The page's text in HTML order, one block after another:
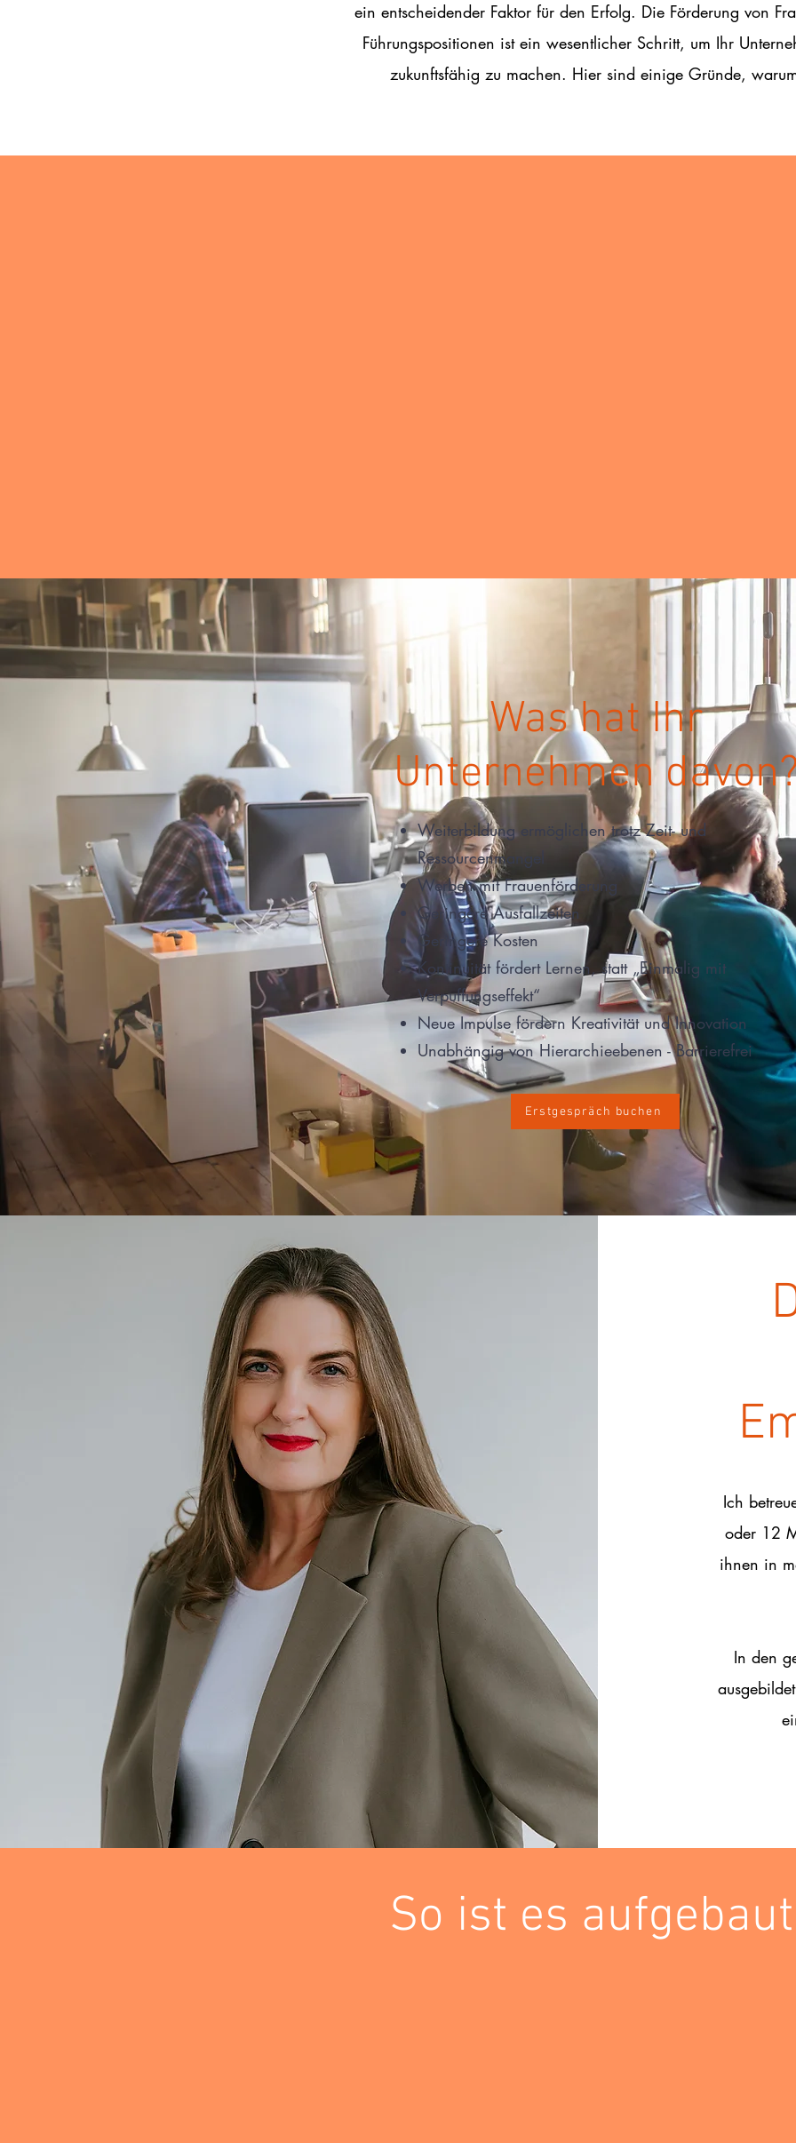
ein entscheidender Faktor für den Erfolg. Die Förderung von
Führungspositionen ist ein wesentlicher Schritt, um Ihr
zukunftsfähig zu machen. Hier sind einige Gründe,
Was hat Ihr
Unternehmen
Weiterbildung ermöglichen trotz Zeit- und
Ressourcenmangel
Werben mit Frauenförderung
Geringere Ausfallzeiten
Geringere Kosten
Kontinuität fördert Lernen, statt „Einmalig mit
Verpuffungseffekt“
Neue Impulse fördern Kreativität und Innovation
Unabhängig von Hierarchieebenen - Barrierefrei
Erstgespräch buchen
Ich
oder 12
ihnen in
In den
So ist es